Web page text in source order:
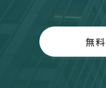
無